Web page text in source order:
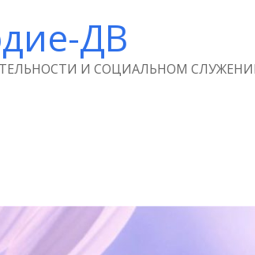
ДВ
И СОЦИАЛЬНОМ